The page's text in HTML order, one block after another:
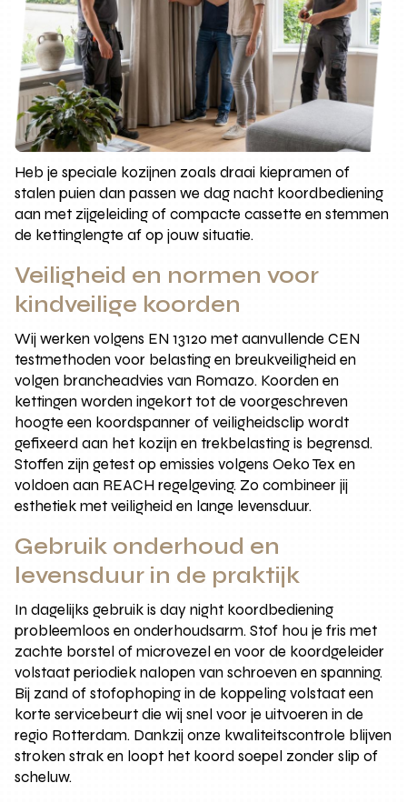
Heb je speciale kozijnen zoals draai kiepramen of
stalen puien dan passen we dag nacht koordbediening
aan met zijgeleiding of compacte cassette en stemmen
de kettinglengte af op jouw situatie.
Veiligheid en normen voor
kindveilige koorden
Wij werken volgens EN 13120 met aanvullende CEN
testmethoden voor belasting en breukveiligheid en
volgen brancheadvies van Romazo. Koorden en
kettingen worden ingekort tot de voorgeschreven
hoogte een koordspanner of veiligheidsclip wordt
gefixeerd aan het kozijn en trekbelasting is begrensd.
Stoffen zijn getest op emissies volgens Oeko Tex en
voldoen aan REACH regelgeving. Zo combineer jij
esthetiek met veiligheid en lange levensduur.
Gebruik onderhoud en
levensduur in de praktijk
In dagelijks gebruik is day night koordbediening
probleemloos en onderhoudsarm. Stof hou je fris met
zachte borstel of microvezel en voor de koordgeleider
volstaat periodiek nalopen van schroeven en spanning.
Bij zand of stofophoping in de koppeling volstaat een
korte servicebeurt die wij snel voor je uitvoeren in de
regio Rotterdam. Dankzij onze kwaliteitscontrole blijven
stroken strak en loopt het koord soepel zonder slip of
scheluw.